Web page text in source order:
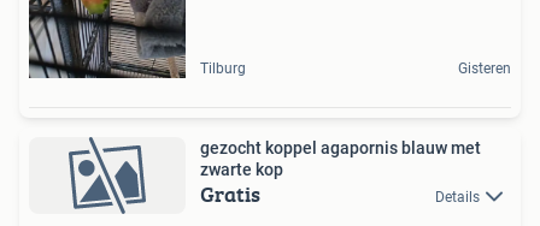
Tilburg Gisteren
gezocht koppel agapornis blauw met
zwarte kop
Gratis Details